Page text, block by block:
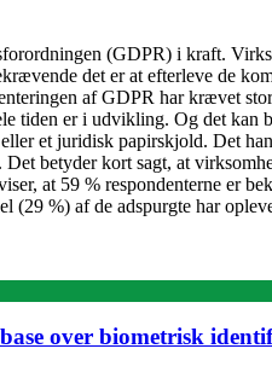
(GDPR) i kraft.
det er at efterleve de
af GDPR har krævet
tiden er i udvikling. Og det
et juridisk papirskjold. Det
betyder kort sagt, at
at 59 % respondenterne er
(29 %) af de adspurgte har
over biometrisk